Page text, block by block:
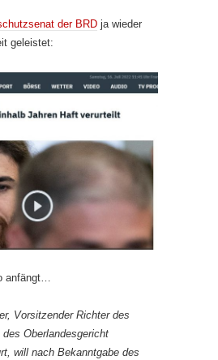
der BRD ja wieder
geleistet:
anfängt…
Vorsitzender Richter des
Oberlandesgericht
will nach Bekanntgabe des